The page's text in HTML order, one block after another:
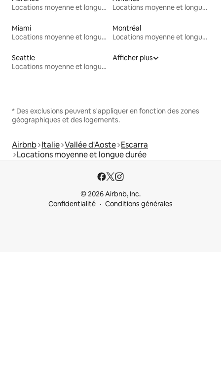
Locations moyenne et longue durée
Locations moyenne et longue durée
Miami
Locations moyenne et longue durée
Montréal
Locations moyenne et longue durée
Seattle
Locations moyenne et longue durée
Afficher plus
* Des exclusions peuvent s'appliquer en fonction des zones
géographiques et des logements.
Airbnb Italie Vallée d'Aoste Escarra
Locations moyenne et longue durée
© 2026 Airbnb, Inc.
Confidentialité
Conditions générales